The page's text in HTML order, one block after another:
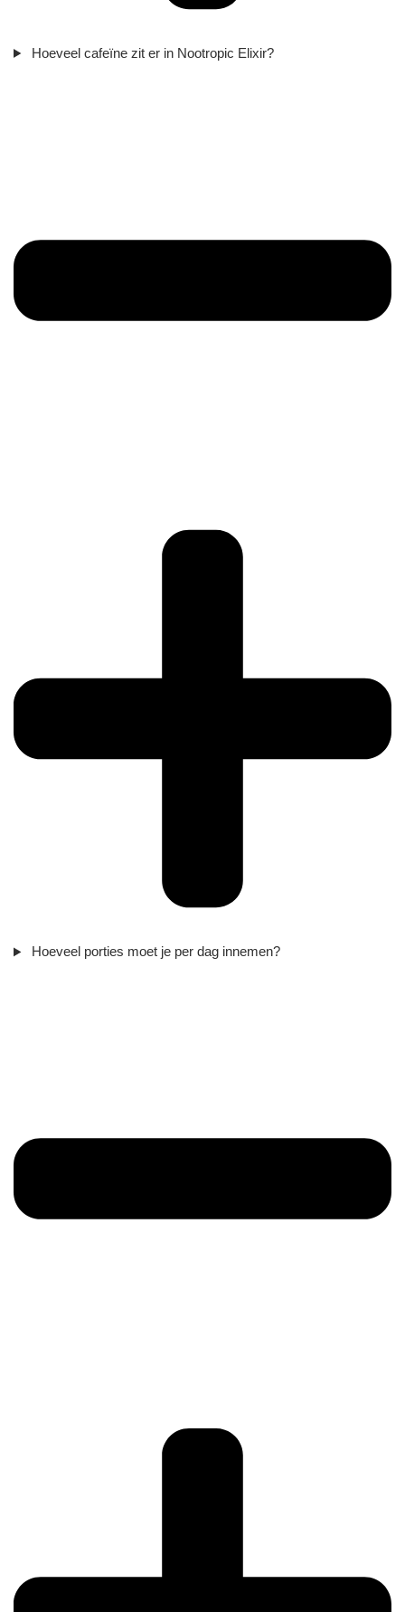
Hoeveel cafeïne zit er in Nootropic Elixir?
Hoeveel porties moet je per dag innemen?